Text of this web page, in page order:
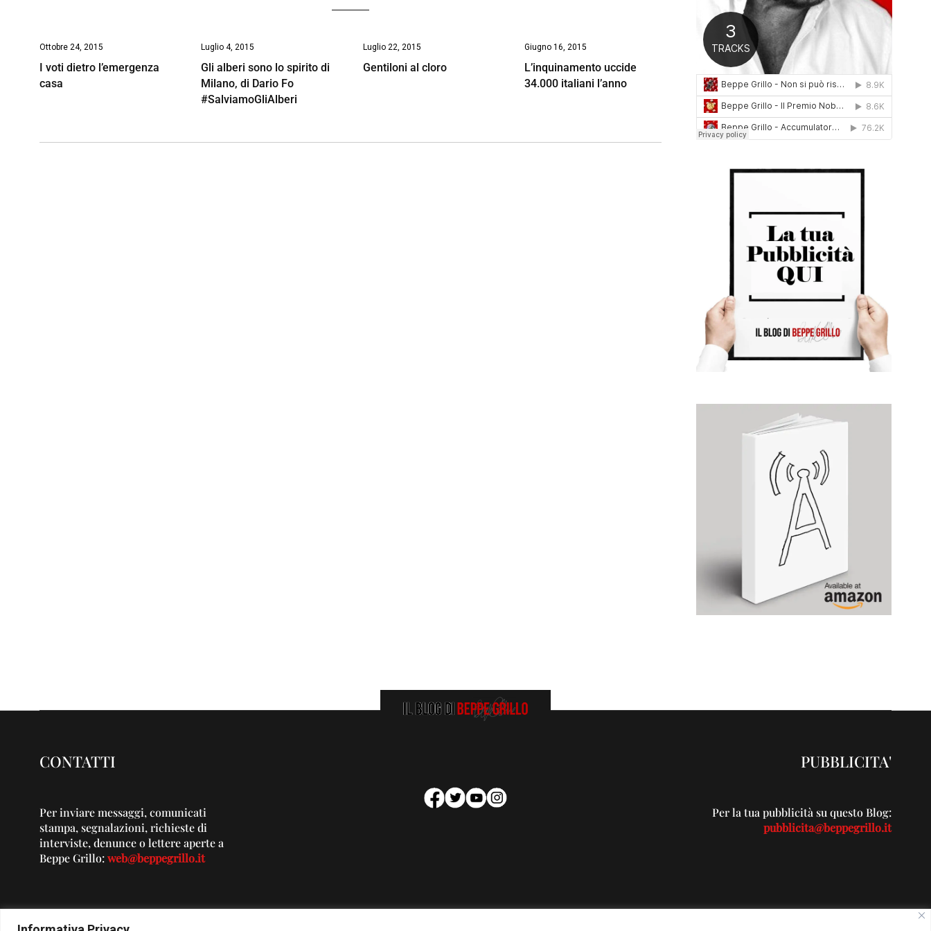
Ottobre 24, 2015
I voti dietro l’emergenza
casa
Luglio 4, 2015
Gli alberi sono lo spirito di
Milano, di Dario Fo
#SalviamoGliAlberi
Luglio 22, 2015
Gentiloni al cloro
Giugno 16, 2015
L’inquinamento uccide
34.000 italiani l’anno
CONTATTI
Per inviare messaggi, comunicati
stampa, segnalazioni, richieste di
interviste, denunce o lettere aperte a
Beppe Grillo:web@beppegrillo.it
PUBBLICITA'
Per la tua pubblicità su questo Blog:
pubblicita@beppegrillo.it